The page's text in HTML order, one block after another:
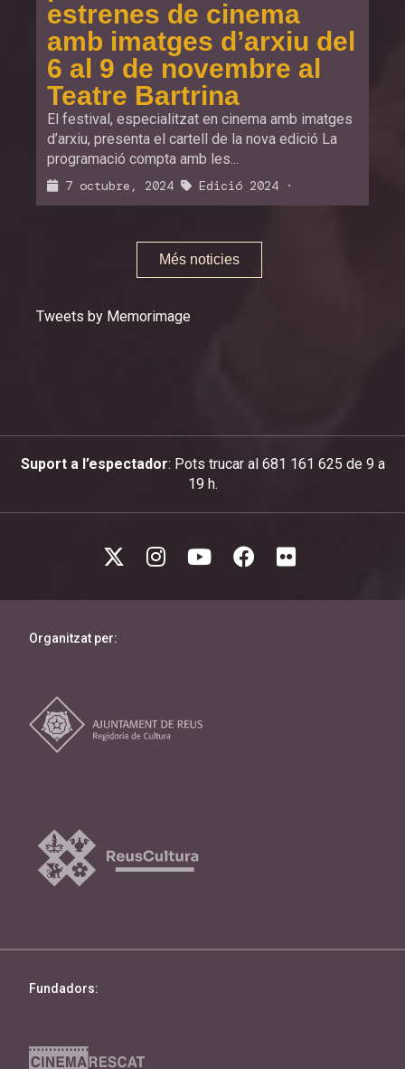
estrenes de cinema
amb imatges d’arxiu del
6 al 9 de novembre al
Teatre Bartrina
El festival, especialitzat en cinema amb imatges
d’arxiu, presenta el cartell de la nova edició La
programació compta amb les...
7 octubre, 2024 Edició 2024 ·
Més noticies
Tweets by Memorimage
Suport a l’espectador: Pots trucar al 681 161 625 de 9 a
19 h.
Organitzat per:
Fundadors: